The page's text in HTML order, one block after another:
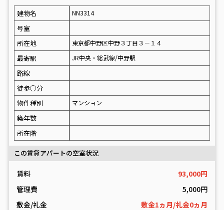
建物名 NN3314
号室
所在地
東京都中野区中野３丁目３－１４
最寄駅 JR中央・総武線/中野駅
路線
徒歩○分
物件種別
マンション
築年数
所在階
この賃貸アパートの空室状況
賃料
93,000円
管理費
5,000円
敷金/礼金
敷金1ヵ月/礼金0ヵ月